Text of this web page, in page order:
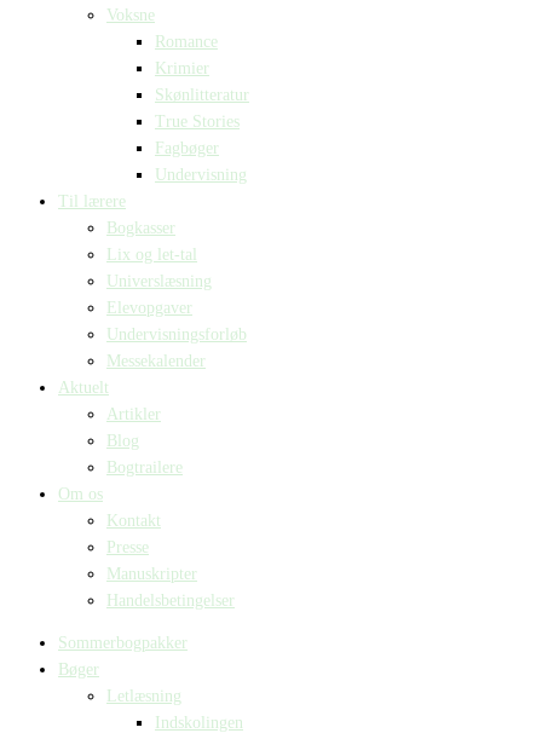
Voksne
Romance
Krimier
Skønlitteratur
True Stories
Fagbøger
Undervisning
Til lærere
Bogkasser
Lix og let-tal
Universlæsning
Elevopgaver
Undervisningsforløb
Messekalender
Aktuelt
Artikler
Blog
Bogtrailere
Om os
Kontakt
Presse
Manuskripter
Handelsbetingelser
Sommerbogpakker
Bøger
Letlæsning
Indskolingen